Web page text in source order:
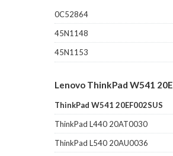
0C52864
45N1148
45N1153
Lenovo ThinkPad W541
ThinkPad W541 20EF002SUS
ThinkPad L440 20AT0030
ThinkPad L540 20AU0036